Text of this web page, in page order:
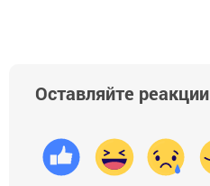
Оставляйте реакции